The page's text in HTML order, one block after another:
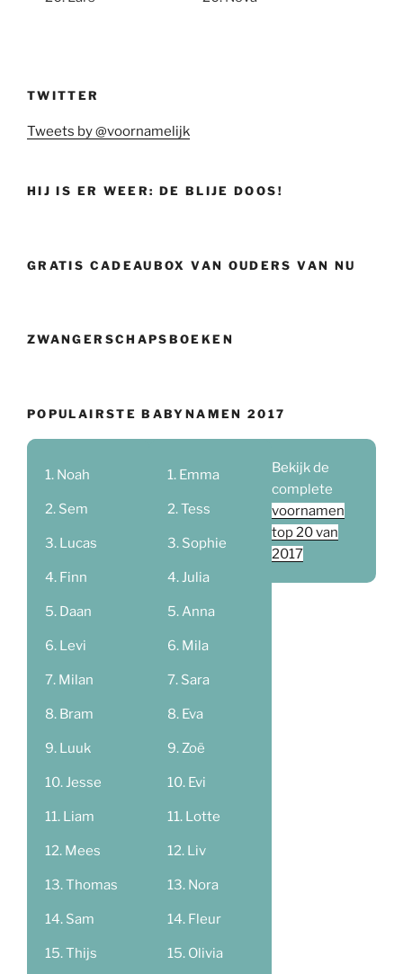
TWITTER
Tweets by @voornamelijk
HIJ IS ER WEER: DE BLIJE DOOS!
GRATIS CADEAUBOX VAN OUDERS VAN NU
ZWANGERSCHAPSBOEKEN
POPULAIRSTE BABYNAMEN 2017
Noah
Sem
Lucas
Finn
Daan
Levi
Milan
Bram
Luuk
Jesse
Liam
Mees
Thomas
Sam
Thijs
Emma
Tess
Sophie
Julia
Anna
Mila
Sara
Eva
Zoë
Evi
Lotte
Liv
Nora
Fleur
Olivia
Bekijk de
complete
voornamen
top 20 van
2017